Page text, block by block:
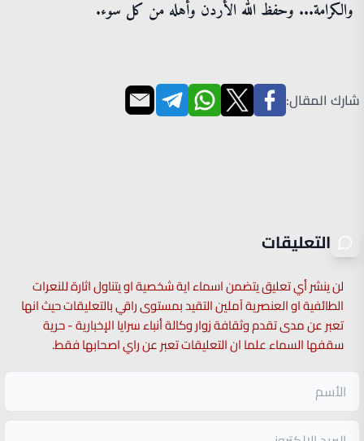
والكرامة... وحفظ الله الأردن وأهله من كل سوء.
شارك المقال:
التعليقات
لن ينشر أي تعليق يتضمن اسماء اية شخصية او يتناول اثارة للنعرات
الطائفية او العنصرية آملين التقيد بمستوى راقي بالتعليقات حيث انها
تعبر عن مدى تقدم وثقافة زوار وكالة أنباء سرايا الإخبارية - حرية
سقفها السماء علما ان التعليقات تعبر عن راي اصحابها فقط.